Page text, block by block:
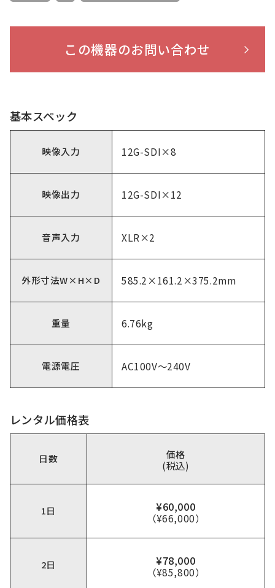
この機器のお問い合わせ
基本スペック
映像入力 12G-SDI×8
映像出力 12G-SDI×12
音声入力 XLR×2
外形寸法W×H×D 585.2×161.2×375.2mm
重量 6.76kg
電源電圧 AC100V〜240V
レンタル価格表
日数 価格
(税込)
1日 ¥60,000
（¥66,000）
2日 ¥78,000
（¥85,800）